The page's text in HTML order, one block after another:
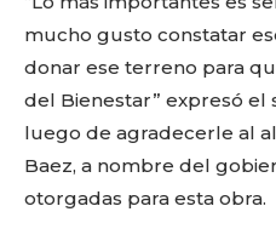
mucho gusto constatar
donar ese terreno para
del Bienestar” expresó
luego de agradecerle al
Baez, a nombre del
otorgadas para esta obra.